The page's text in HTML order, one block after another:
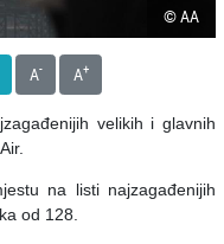
© AA
A- A+
velikih i glavnih
na listi najzagađenijih
od 128.